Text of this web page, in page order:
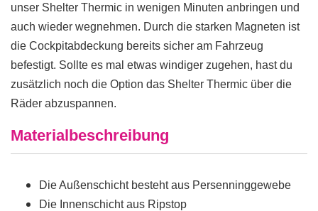
unser Shelter Thermic in wenigen Minuten anbringen und
auch wieder wegnehmen. Durch die starken Magneten ist
die Cockpitabdeckung bereits sicher am Fahrzeug
befestigt. Sollte es mal etwas windiger zugehen, hast du
zusätzlich noch die Option das Shelter Thermic über die
Räder abzuspannen.
Materialbeschreibung
Die Außenschicht besteht aus Persenninggewebe
Die Innenschicht aus Ripstop